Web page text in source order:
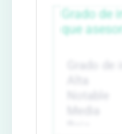
Grado
que